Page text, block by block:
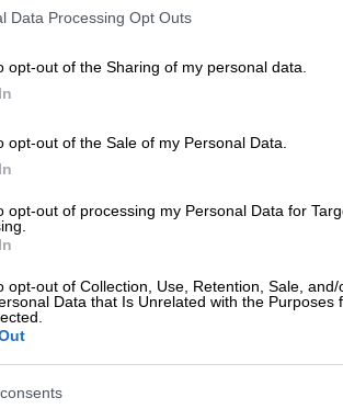
Data Processing Opt Outs
opt-out of the Sharing of my personal data.
opt-out of the Sale of my Personal Data.
opt-out of processing my Personal Data for
opt-out of Collection, Use, Retention, Sale, and/
Data that Is Unrelated with the Purposes
σε Λινού με αιχμές σε
ελεγχθεί πριν μπει στο
Λινού» ανέφερε νωρίτερα ο
της κα Λινού,